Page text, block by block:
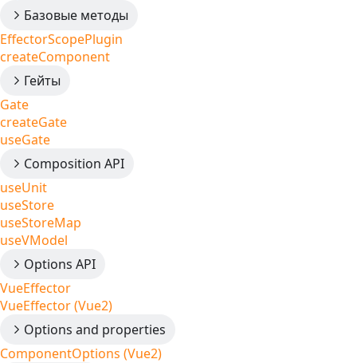
Базовые методы
EffectorScopePlugin
createComponent
Гейты
Gate
createGate
useGate
Composition API
useUnit
useStore
useStoreMap
useVModel
Options API
VueEffector
VueEffector (Vue2)
Options and properties
ComponentOptions (Vue2)